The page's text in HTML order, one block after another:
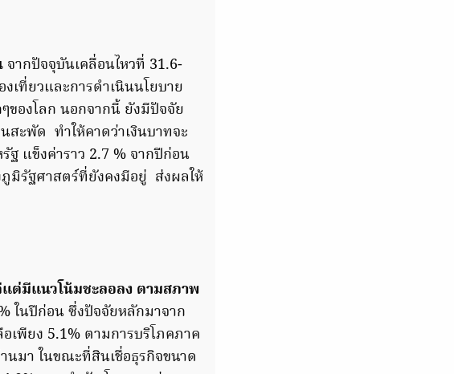
จากปัจจุบันเคลื่อนไหวที่ 31.6-
เที่ยวและการดำเนินนโยบาย
ของโลก นอกจากนี้ ยังมีปัจจัย
ะพัด ทำให้คาดว่าเงินบาทจะ
ฐ แข็งค่าราว 2.7 % จากปีก่อน
มิรัฐศาสตร์ที่ยังคงมีอยู่ ส่งผลให้
ต่มีแนวโน้มชะลอลง ตามสภาพ
ในปีก่อน ซึ่งปัจจัยหลักมาจาก
เพียง 5.1% ตามการบริโภคภาค
นมา ในขณะที่สินเชื่อธุรกิจขนาด